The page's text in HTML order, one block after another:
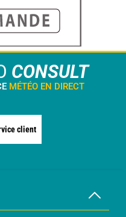
CONSULT
MÉTÉO EN DIRECT
client